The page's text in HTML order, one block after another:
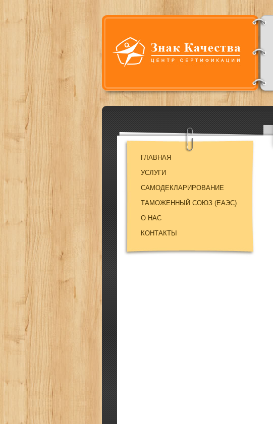
ГЛАВНАЯ
УСЛУГИ
САМОДЕКЛАРИРОВАНИЕ
ТАМОЖЕННЫЙ СОЮЗ (EAЭC)
О НАС
КОНТАКТЫ